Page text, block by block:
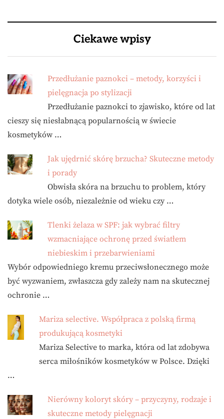
Ciekawe wpisy
Przedłużanie paznokci – metody, korzyści i
pielęgnacja po stylizacji
Przedłużanie paznokci to zjawisko, które od lat
cieszy się niesłabnącą popularnością w świecie
kosmetyków …
Jak ujędrnić skórę brzucha? Skuteczne metody
i porady
Obwisła skóra na brzuchu to problem, który
dotyka wiele osób, niezależnie od wieku czy …
Tlenki żelaza w SPF: jak wybrać filtry
wzmacniające ochronę przed światłem
niebieskim i przebarwieniami
Wybór odpowiedniego kremu przeciwsłonecznego może
być wyzwaniem, zwłaszcza gdy zależy nam na skutecznej
ochronie …
Mariza selective. Współpraca z polską firmą
produkującą kosmetyki
Mariza Selective to marka, która od lat zdobywa
serca miłośników kosmetyków w Polsce. Dzięki
…
Nierówny koloryt skóry – przyczyny, rodzaje i
skuteczne metody pielęgnacji